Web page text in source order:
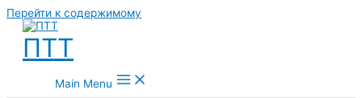
Перейти к содержимому
ПТТ
Main Menu